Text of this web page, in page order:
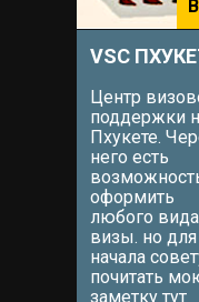
VSC
Центр
поддержки
Пхукете.
него есть
оформить
любого вида
визы. но для
начала
почитать
заметку тут